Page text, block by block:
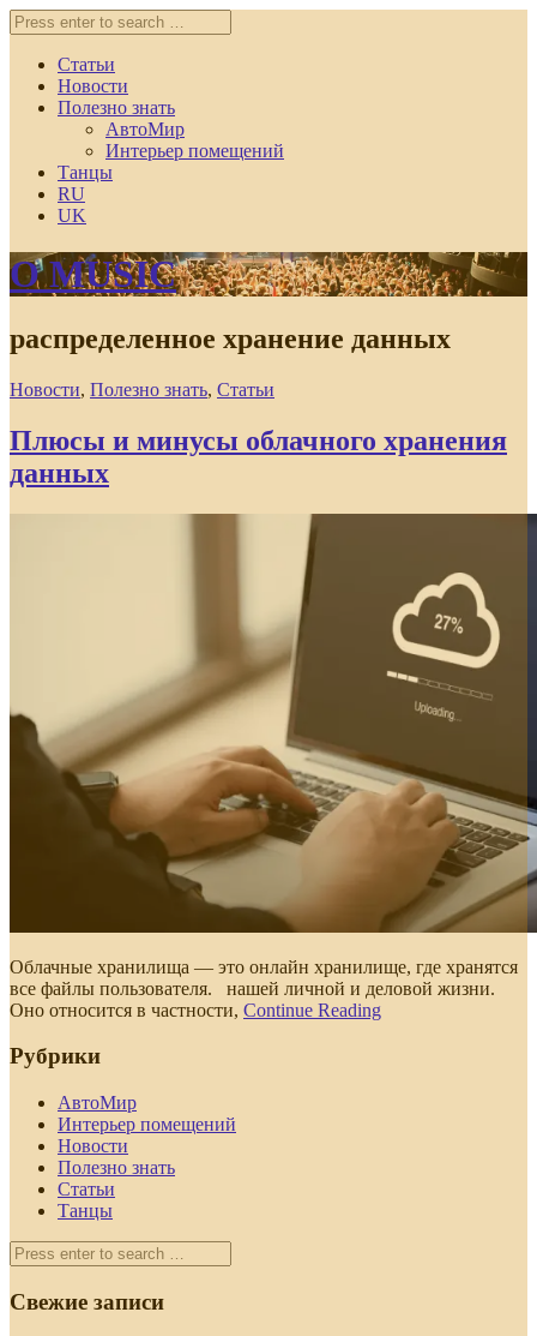
Статьи
Новости
Полезно знать
АвтоМир
Интерьер помещений
Танцы
RU
UK
O MUSIC
распределенное хранение данных
Новости, Полезно знать, Статьи
Плюсы и минусы облачного хранения
данных
Облачные хранилища — это онлайн хранилище, где хранятся
все файлы пользователя. нашей личной и деловой жизни.
Оно относится в частности, Continue Reading
Рубрики
АвтоМир
Интерьер помещений
Новости
Полезно знать
Статьи
Танцы
Свежие записи